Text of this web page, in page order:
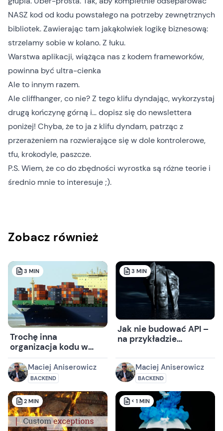
NASZ kod od kodu powstałego na potrzeby zewnętrznych
bibliotek. Zawierając tam jakąkolwiek logikę biznesową:
strzelamy sobie w kolano. Z łuku.
Warstwa aplikacji, wiążąca nas z kodem frameworków,
powinna być ultra-cienka
Ale to innym razem.
Ale cliffhanger, co nie? Z tego klifu dyndając, wykorzystaj
drugą kończynę górną i… dopisz się do newslettera
poniżej! Chyba, że to ja z klifu dyndam, patrząc z
przerażeniem na rozwierające się w dole kontrolerowe,
tfu, krokodyle, paszcze.
P.S. Wiem, że co do zbędności wyrostka są różne teorie i
średnio mnie to interesuje ;).
Zobacz również
3 MIN
Trochę inna
organizacja kodu w
ASP.NET MVC
Maciej Aniserowicz
BACKEND
3 MIN
Jak nie budować API –
na przykładzie
Maciej Aniserowicz
BACKEND
2 MIN < 1 MIN